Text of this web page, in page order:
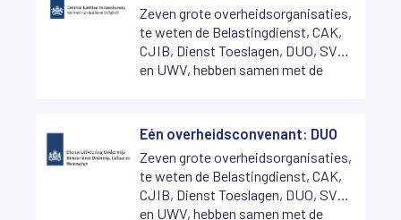
Zeven grote overheidsorganisaties,
te weten de Belastingdienst, CAK,
CJIB, Dienst Toeslagen, DUO, SVB
en UWV, hebben samen met de
Belastingdienst, CAK, CJIB, Dienst
Toeslagen en DUO hebben het
nieuwe convenant ook al
ondertekend.
Eén overheidsconvenant: DUO
Zeven grote overheidsorganisaties,
te weten de Belastingdienst, CAK,
CJIB, Dienst Toeslagen, DUO, SVB
en UWV, hebben samen met de